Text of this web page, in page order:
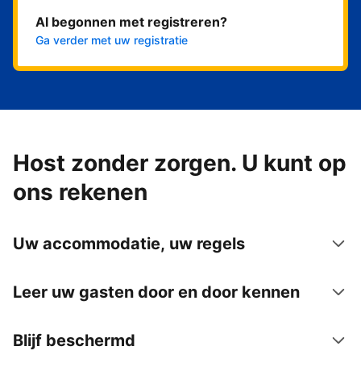
Al begonnen met registreren?
Ga verder met uw registratie
Host zonder zorgen. U kunt op
ons rekenen
Uw accommodatie, uw regels
Leer uw gasten door en door kennen
Blijf beschermd